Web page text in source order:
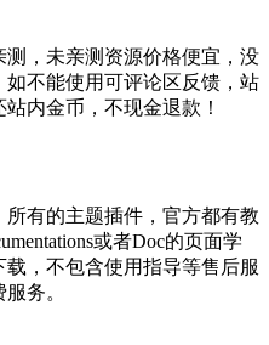
，未亲测资源价格便宜，没
不能使用可评论区反馈，站
内金币，不现金退款！
有的主题插件，官方都有教
或者Doc的页面学
，不包含使用指导等售后服
务。